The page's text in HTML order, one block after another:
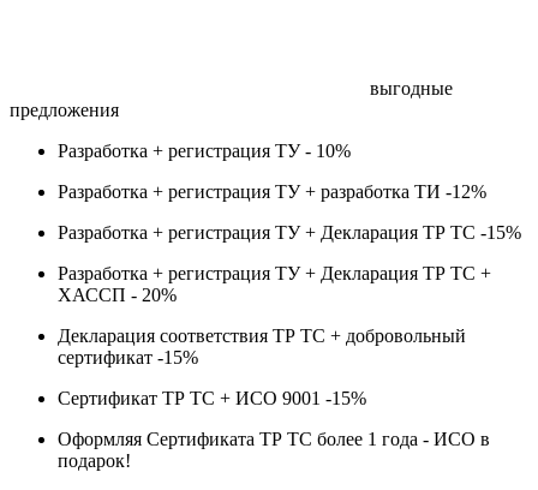
выгодные
предложения
Разработка + регистрация ТУ - 10%
Разработка + регистрация ТУ + разработка ТИ -12%
Разработка + регистрация ТУ + Декларация ТР ТС -15%
Разработка + регистрация ТУ + Декларация ТР ТС +
ХАССП - 20%
Декларация соответствия ТР ТС + добровольный
сертификат -15%
Сертификат ТР ТС + ИСО 9001 -15%
Оформляя Сертификата ТР ТС более 1 года - ИСО в
подарок!